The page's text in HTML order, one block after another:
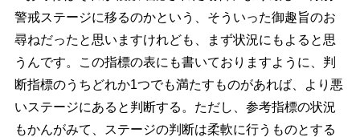
警戒ステージに移るのかという、そういった御趣旨のお
尋ねだったと思いますけれども、まず状況にもよると思
うんです。この指標の表にも書いておりますように、判
断指標のうちどれか1つでも満たすものがあれば、より悪
いステージにあると判断する。ただし、参考指標の状況
もかんがみて、ステージの判断は柔軟に行うものとする